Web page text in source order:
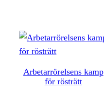
Arbetarrörelsens kamp
för rösträtt